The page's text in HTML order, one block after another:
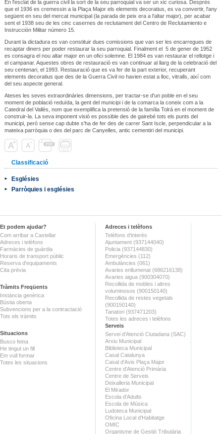
En l'esclat de la guerra civil la sort de la seu parroquial va ser un xic curiosa. Després
que el 1936 es cremessin a la Plaça Major els elements decoratius, es va convertir, l'any
següent en seu del mercat municipal (la parada de peix era a l'altar major), per acabar
sent el 1938 seu de les cinc casernes de reclutament del Centro de Reclutamiento e
Instrucción Militar número 15.
Durant la dictadura es van constituir dues comissions que van ser les encarregues de
recaptar diners per poder restaurar la seu parroquial. Finalment el 5 de gener de 1952
es consagra el nou altar major en un ofici solemne. El 1984 es van restaurar el rellotge i
el campanar. Aquestes obres de restauració es van continuar al llarg de la celebració del
seu centenari, el 1993. Restauració que es va fer de la part exterior, recuperant
elements decoratius que des de la Guerra Civil no havien estat a lloc, vitralls, així com
del seu aspecte general.
Ateses les seves extraordinàries dimensions, per tractar-se d'un poble en el seu
moment de població reduïda, la gent del municipi i de la comarca la coneix com a la
Catedral del Vallès, nom que exemplifica la pretensió de la família Tolrà en el moment de
construir-la. La seva imponent visió es possible des de gairebé tots els punts del
municipi, però sense cap dubte s'ha de fer des de carrer Sant Iscle, perpendicular a la
mateixa parròquia o des del parc de Canyelles, antic cementiri del municipi.
Classificació
Esglésies
Parròquies i esglésies
Et podem ajudar?
Com arribar a Castellar
Adreces i telèfons
Farmàcies de guàrdia
Horaris de transport públic
Reserva d'equipaments
Cita prèvia
Tràmits Freqüents
Instància genèrica
Bústia oberta
Subvencions per a la contractació
Tots els tràmits
Situacions
Busco feina
He tingut un fill
Em vull formar
Totes les situacions
Adreces i telèfons
Telèfons d'interès
Ajuntament (937144040)
Policia (937144830)
Emergències (112)
Ambulàncies (061)
Avaries enllumenat (686216138)
Avaries aigua (900304070)
Recollida de mobles i altres
voluminosos (900150140)
Recollida de restes vegetals
(900150140)
Tanatori (937471203)
Totes les adreces i telèfons
Serveis
Servei d'Atenció Ciutadana (SAC)
Arxiu Municipal
Biblioteca Municipal
Casal Catalunya
Casal d'Avis Plaça Major
Centre d'Atenció Primària
Centre de Serveis
Deixalleria Municipal
El Mirador
Escola d'Adults
Escola de Música
Ludoteca Municipal
Oficina Local d'Habitatge
OMIC
Organisme de Gestió Tributària